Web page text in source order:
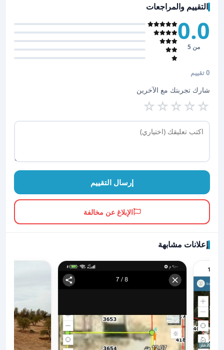
التقييم والمراجعات
0.0
من 5
0 تقييم
شارك تجربتك مع الآخرين
☆
☆
☆
☆
☆
إرسال التقييم
الإبلاغ عن مخالفة
إعلانات مشابهة